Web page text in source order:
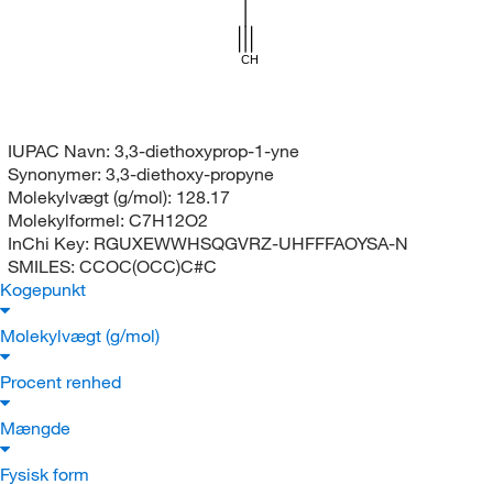
CH
IUPAC Navn: 3,3-diethoxyprop-1-yne
Synonymer: 3,3-diethoxy-propyne
Molekylvægt (g/mol): 128.17
Molekylformel: C7H12O2
InChi Key: RGUXEWWHSQGVRZ-UHFFFAOYSA-N
SMILES: CCOC(OCC)C#C
Kogepunkt
Molekylvægt (g/mol)
Procent renhed
Mængde
Fysisk form